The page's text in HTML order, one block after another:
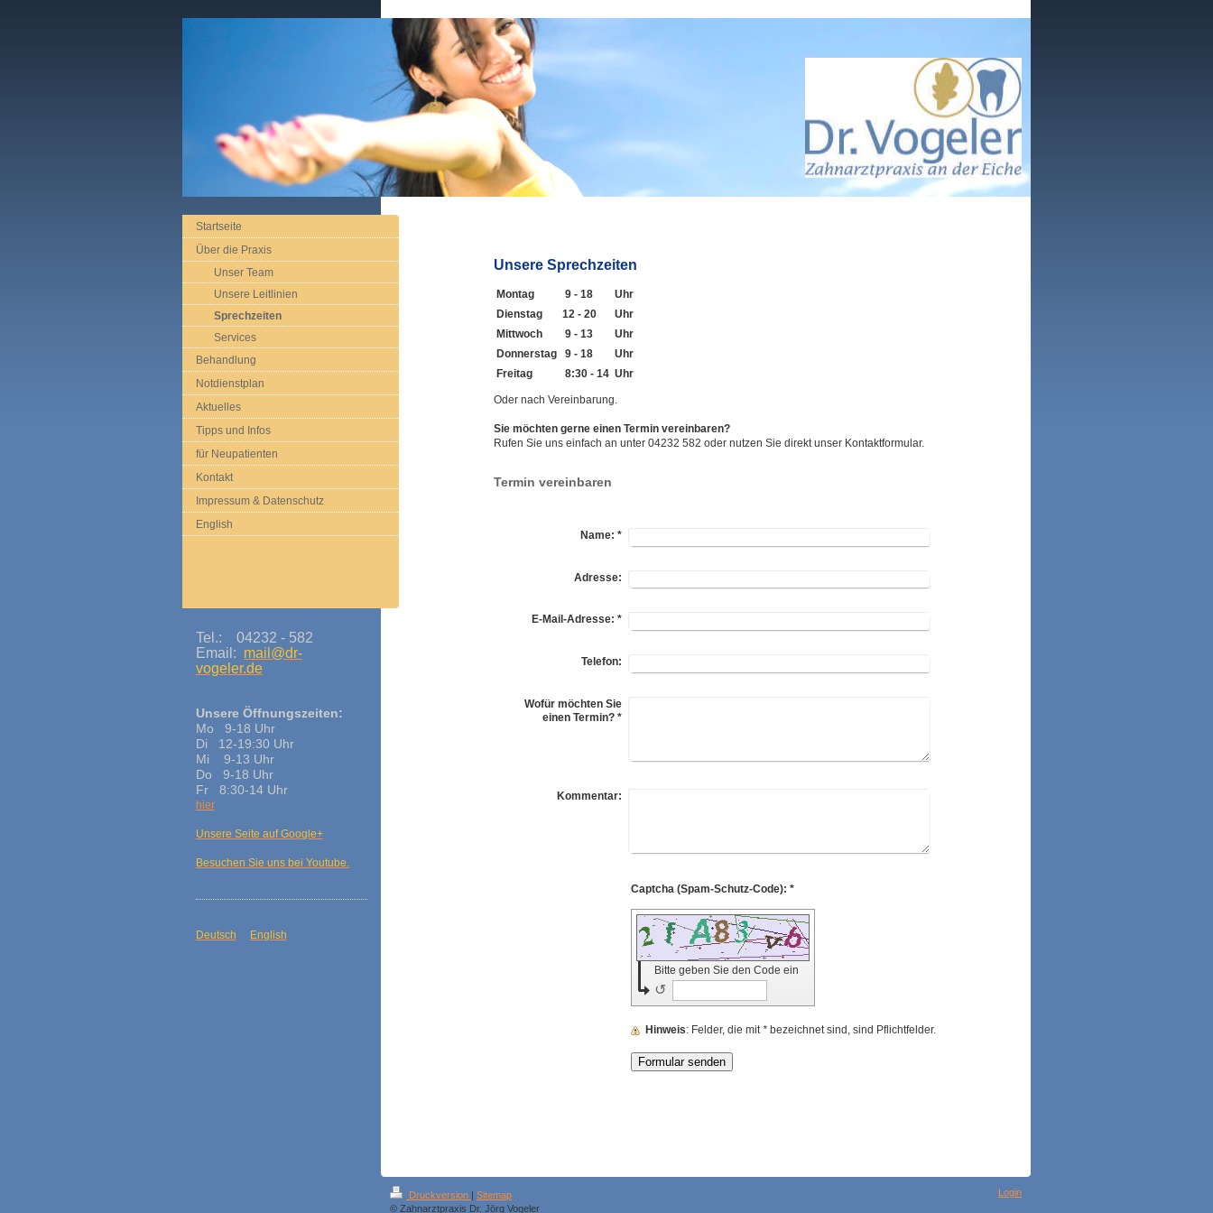
Unsere Sprechzeiten
Montag 9 - 18
Uhr
Dienstag
12 - 20
Uhr
Mittwoch
9 - 13
Uhr
Donnerstag
9 - 18
Uhr
Freitag
8:30 - 14 Uhr
Oder nach Vereinbarung.
Sie möchten gerne einen Termin vereinbaren?
Rufen Sie uns einfach an unter 04232 582 oder nutzen Sie direkt unser Kontaktformular.
Termin vereinbaren
Name: *
Adresse:
E-Mail-Adresse: *
Telefon:
Wofür möchten Sie
einen Termin? *
Kommentar:
Captcha (Spam-Schutz-Code): *
Bitte geben Sie den Code ein
↺
Hinweis : Felder, die mit *bezeichnet sind, sind Pflichtfelder.
Startseite
Über die Praxis
Unser Team
Unsere Leitlinien
Sprechzeiten
Services
Behandlung
Notdienstplan
Aktuelles
Tipps und Infos
für Neupatienten
Kontakt
Impressum & Datenschutz
English
Tel.: 04232 - 582
Email: mail@dr-
vogeler.de
Unsere Öffnungszeiten:
Mo 9-18 Uhr
Di 12-19:30 Uhr
Mi 9-13 Uhr
Do 9-18 Uhr
Fr 8:30-14 Uhr
hier
Unsere Seite auf Google+
Besuchen Sie uns bei Youtube.
Deutsch English
Druckversion | Sitemap
© Zahnarztpraxis Dr. Jörg Vogeler
Login